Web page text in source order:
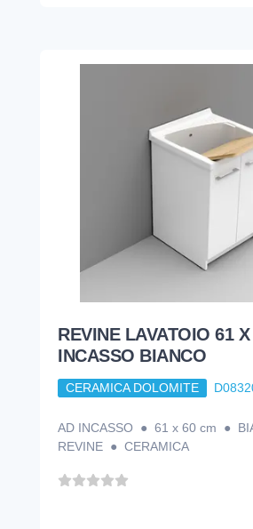
REVINE LAVATOIO 61
INCASSO BIANCO
CERAMICA DOLOMITE
AD INCASSO ● 61 x 60 cm ●
REVINE ● CERAMICA